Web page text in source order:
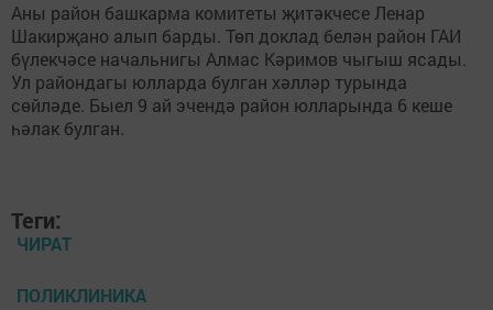
Аны район башкарма комитеты җитәкчесе Ленар
Шакирҗано алып барды. Төп доклад белән район ГАИ
бүлекчәсе начальнигы Алмас Кәримов чыгыш ясады.
Ул райондагы юлларда булган хәлләр турында
сөйләде. Быел 9 ай эчендә район юлларында 6 кеше
һәлак булган.
Теги:
ЧИРАТ
ПОЛИКЛИНИКА